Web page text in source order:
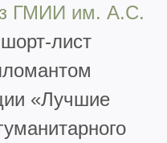
ГМИИ им. А.С.
лист
«Лучшие